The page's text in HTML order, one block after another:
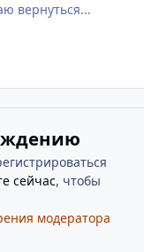
вернуться...
сейчас, чтобы
модератора